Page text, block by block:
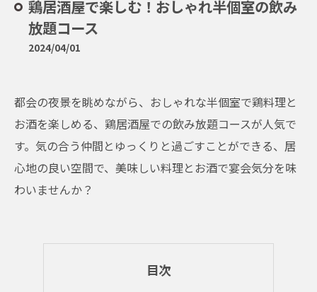
鶏居酒屋で楽しむ！おしゃれ半個室の飲み
放題コース
2024/04/01
都会の夜景を眺めながら、おしゃれな半個室で鶏料理と
お酒を楽しめる、鶏居酒屋での飲み放題コースが人気で
す。気の合う仲間とゆっくりと過ごすことができる、居
心地の良い空間で、美味しい料理とお酒で宴会気分を味
わいませんか？
目次